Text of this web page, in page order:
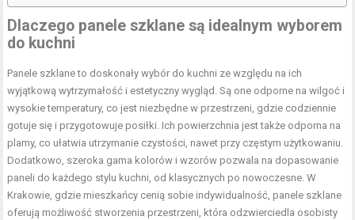
Dlaczego panele szklane są idealnym wyborem
do kuchni
Panele szklane to doskonały wybór do kuchni ze względu na ich
wyjątkową wytrzymałość i estetyczny wygląd. Są one odporne na wilgoć i
wysokie temperatury, co jest niezbędne w przestrzeni, gdzie codziennie
gotuje się i przygotowuje posiłki. Ich powierzchnia jest także odporna na
plamy, co ułatwia utrzymanie czystości, nawet przy częstym użytkowaniu.
Dodatkowo, szeroka gama kolorów i wzorów pozwala na dopasowanie
paneli do każdego stylu kuchni, od klasycznych po nowoczesne. W
Krakowie, gdzie mieszkańcy cenią sobie indywidualność, panele szklane
oferują możliwość stworzenia przestrzeni, która odzwierciedla osobisty